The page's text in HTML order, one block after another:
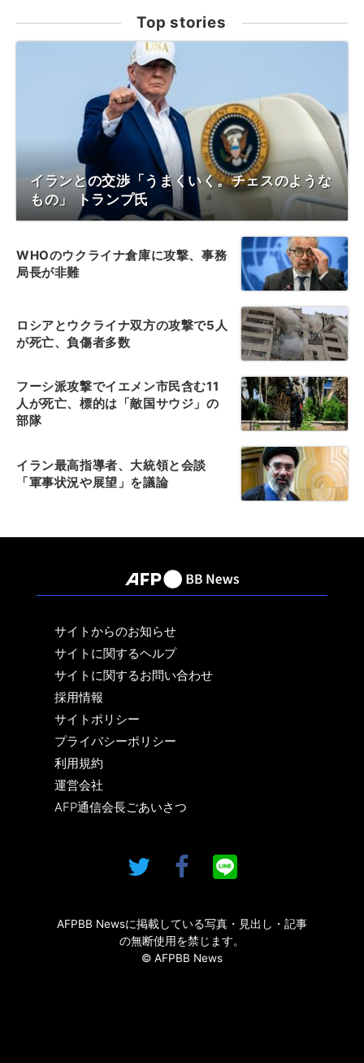
Top stories
イランとの交渉「うまくいく。チェスのような
もの」 トランプ氏
WHOのウクライナ倉庫に攻撃、事務
局長が非難
ロシアとウクライナ双方の攻撃で5人
が死亡、負傷者多数
フーシ派攻撃でイエメン市民含む11
人が死亡、標的は「敵国サウジ」の
部隊
イラン最高指導者、大統領と会談
「軍事状況や展望」を議論
サイトからのお知らせ
サイトに関するヘルプ
サイトに関するお問い合わせ
採用情報
サイトポリシー
プライバシーポリシー
利用規約
運営会社
AFP通信会長ごあいさつ
AFPBB Newsに掲載している写真・見出し・記事
の無断使用を禁じます。
© AFPBB News